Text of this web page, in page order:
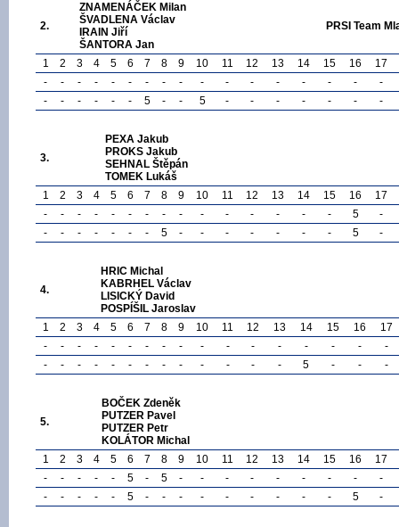
2.
ZNAMENÁČEK Milan
ŠVADLENA Václav
IRAIN Jiří
ŠANTORA Jan
PRSI Team
1 2 3 4 5 6 7 8 9 10 11 12 13 14 15 16
17
-
- - - - - - - - - - - - - - -
-
-
- - - - - 5 - - 5 - - - - - - -
3.
PEXA Jakub
PROKS Jakub
SEHNAL Štěpán
TOMEK Lukáš
1
2 3 4 5 6 7 8 9 10 11 12 13 14 15 16
17
-
- - - - - - - - - - - - - - 5
-
-
- - - - - - 5 - - - - - - - 5 -
4.
HRIC Michal
KABRHEL Václav
LISICKÝ David
POSPÍŠIL Jaroslav
1
2 3 4 5 6 7 8 9 10 11 12 13 14 15 16
17
-
- - - - - - - - - - - - - - -
-
-
- - - - - - - - - - - - 5 - - -
5.
BOČEK Zdeněk
PUTZER Pavel
PUTZER Petr
KOLÁTOR Michal
1
2 3 4 5 6 7 8 9 10 11 12 13 14 15 16
17
-
- - - - 5 - 5 - - - - - - - -
-
-
- - - - 5 - - - - - - - - - 5 -